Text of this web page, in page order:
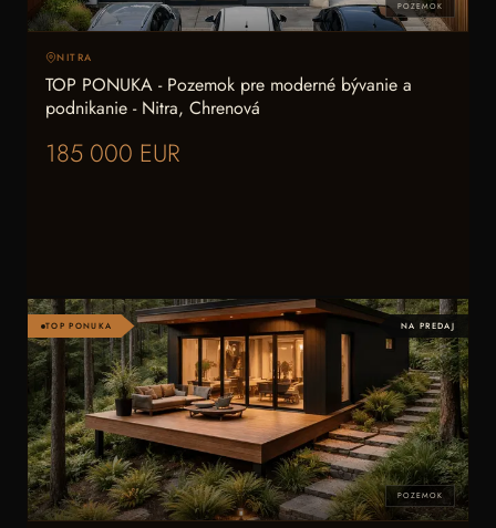
POZEMOK
NITRA
TOP PONUKA - Pozemok pre moderné bývanie a
podnikanie - Nitra, Chrenová
185 000 EUR
TOP PONUKA NA PREDAJ
POZEMOK